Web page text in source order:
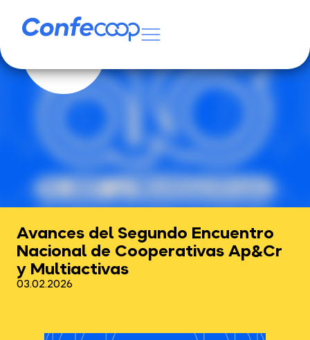
Avances del Segundo Encuentro
Nacional de Cooperativas Ap&Cr
y Multiactivas
03.02.2026